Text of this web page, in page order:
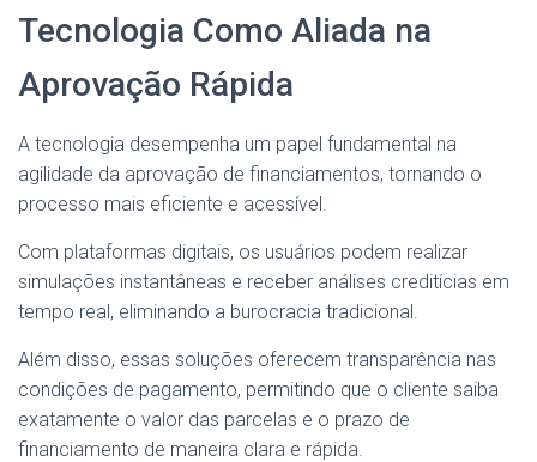
Tecnologia Como Aliada na
Aprovação Rápida
A tecnologia desempenha um papel fundamental na
agilidade da aprovação de financiamentos, tornando o
processo mais eficiente e acessível.
Com plataformas digitais, os usuários podem realizar
simulações instantâneas e receber análises creditícias em
tempo real, eliminando a burocracia tradicional.
Além disso, essas soluções oferecem transparência nas
condições de pagamento, permitindo que o cliente saiba
exatamente o valor das parcelas e o prazo de
financiamento de maneira clara e rápida.